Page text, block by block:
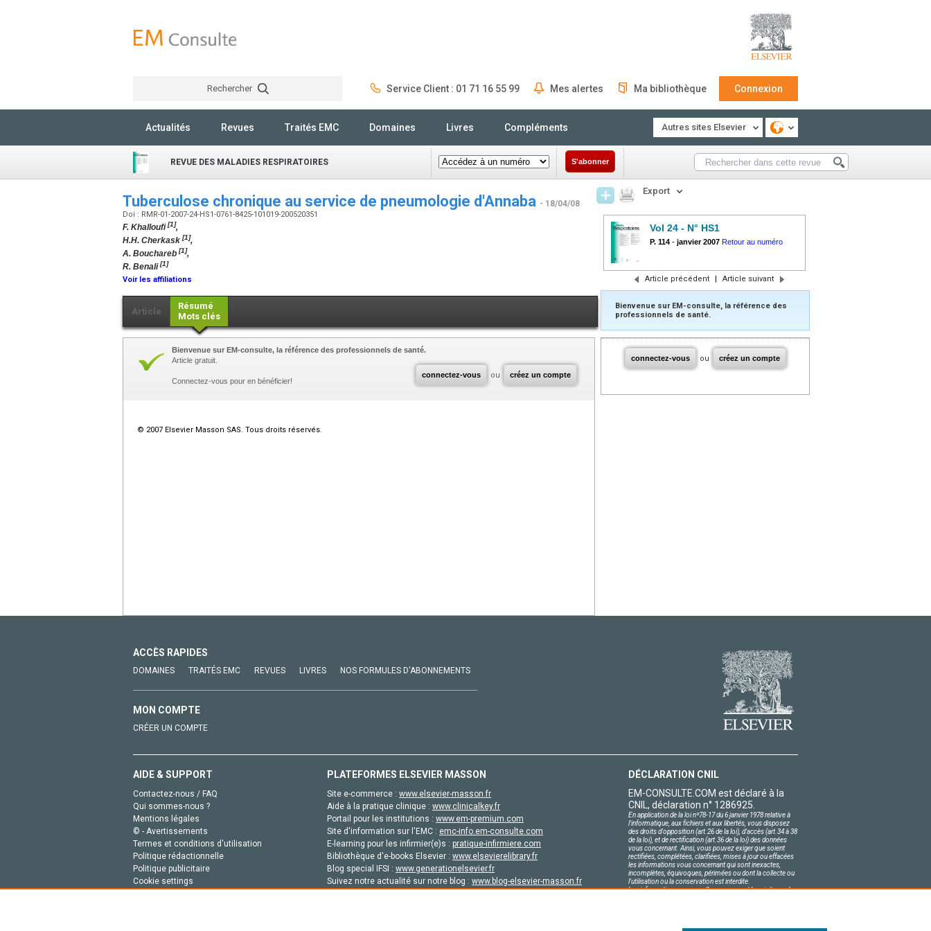
Rechercher Service Client : 01 71 16 55 99 Mes alertes Ma bibliothèque Connexion
Actualités Revues Traités EMC Domaines Livres Compléments Autres sites Elsevier
REVUE DES MALADIES RESPIRATOIRES S'abonner
Tuberculose chronique au service de pneumologie d'Annaba - 18/04/08
Doi : RMR-01-2007-24-HS1-0761-8425-101019-200520351
F. Khalloufi[1],
H.H. Cherkask [1],
A. Bouchareb [1],
R. Benali[1]
Voir les affiliations
Article
Résumé
Mots clés
connectez-vous ou créez un compte
Bienvenue sur EM-consulte, la référence des professionnels de santé.
Article gratuit.
Connectez-vous pour en bénéficier!
© 2007 Elsevier Masson SAS. Tous droits réservés.
Export
Vol 24 - N° HS1
P. 114 - janvier 2007 Retour au numéro
Article précédent | Article suivant
Bienvenue sur EM-consulte, la référence des
professionnels de santé.
connectez-vous ou créez un compte
ACCÈS RAPIDES
DOMAINES TRAITÉS EMC REVUES LIVRES NOS FORMULES D'ABONNEMENTS
MON COMPTE
CRÉER UN COMPTE
AIDE & SUPPORT
Contactez-nous / FAQ
Qui sommes-nous ?
Mentions légales
© - Avertissements
Termes et conditions d'utilisation
Politique rédactionnelle
Politique publicitaire
Cookie settings
PLATEFORMES ELSEVIER MASSON
Site e-commerce : www.elsevier-masson.fr
Aide à la pratique clinique : www.clinicalkey.fr
Portail pour les institutions : www.em-premium.com
Site d'information sur l'EMC : emc-info.em-consulte.com
E-learning pour les infirmier(e)s : pratique-infirmiere.com
Bibliothèque d'e-books Elsevier : www.elsevierelibrary.fr
Blog special IFSI : www.generationelsevier.fr
Suivez notre actualité sur notre blog : www.blog-elsevier-masson.fr
DÉCLARATION CNIL
EM-CONSULTE.COM est déclaré à la
CNIL, déclaration n° 1286925.
En application de la loi nº78-17 du 6 janvier 1978 relative à
l'informatique, aux fichiers et aux libertés, vous disposez
des droits d'opposition (art.26 de la loi), d'accès (art.34 à 38
de la loi), et de rectification (art.36 de la loi) des données
vous concernant. Ainsi, vous pouvez exiger que soient
rectifiées, complétées, clarifiées, mises à jour ou effacées
les informations vous concernant qui sont inexactes,
incomplètes, équivoques, périmées ou dont la collecte ou
l'utilisation ou la conservation est interdite.
Les informations personnelles concernant les visiteurs de